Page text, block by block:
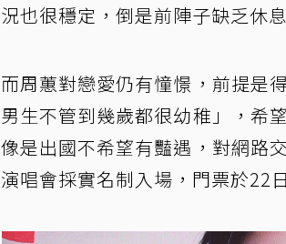
況也很穩定，倒是前陣子缺乏休
而周蕙對戀愛仍有憧憬，前提是
男生不管到幾歲都很幼稚」，希
像是出國不希望有豔遇，對網路
演唱會採實名制入場，門票於22